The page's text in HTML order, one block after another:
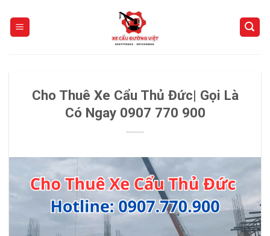
content
Cho Thuê Xe Cẩu Thủ Đức| Gọi Là
Có Ngay 0907 770 900